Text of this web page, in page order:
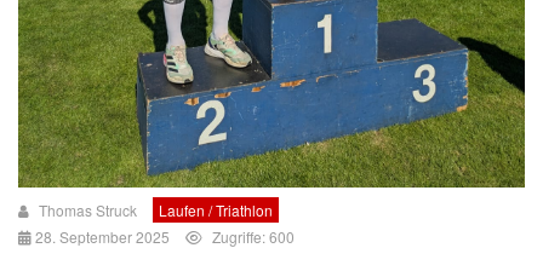
Thomas Struck
Laufen / Triathlon
28. September 2025
Zugriffe: 600